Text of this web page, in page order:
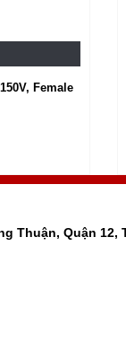
Female
Thuận, Quận 12,